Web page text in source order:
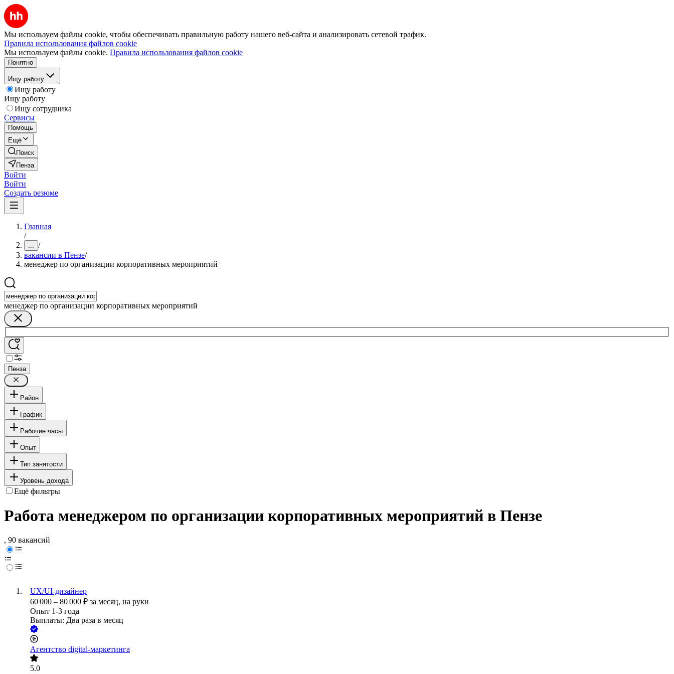
Мы используем файлы cookie, чтобы обеспечивать правильную работу нашего веб-сайта и анализировать сетевой трафик.
Правила использования файлов cookie
Мы используем файлы cookie. Правила использования файлов cookie
Понятно
Ищу работу
Ищу работу
Ищу работу
Ищу сотрудника
Сервисы
Помощь
Ещё
Поиск
Пенза
Войти
Войти
Создать резюме
Главная
/
... /
вакансии в Пензе/
менеджер по организации корпоративных мероприятий
менеджер по организации корпоративных мероприятий
Пенза
Район
График
Рабочие часы
Опыт
Тип занятости
Уровень дохода
Ещё фильтры
Работа менеджером по организации корпоративных мероприятий в Пензе
, 90 вакансий
UX/UI-дизайнер
60 000 – 80 000 ₽ за месяц, на руки
Опыт 1-3 года
Выплаты: Два раза в месяц
Агентство digital-маркетинга
5.0